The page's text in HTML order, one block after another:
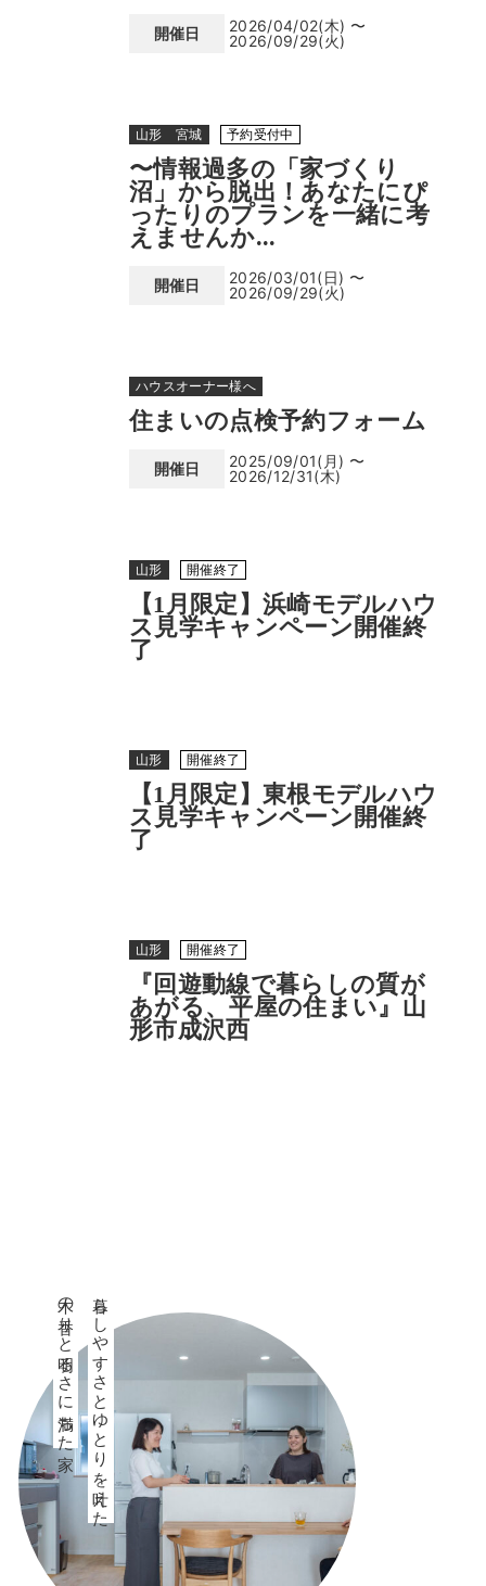
開催日
2026/04/02(木) 〜
2026/09/29(火)
山形 宮城 予約受付中
〜情報過多の「家づくり
沼」から脱出！あなたにぴ
ったりのプランを一緒に考
えませんか...
開催日
2026/03/01(日) 〜
2026/09/29(火)
ハウスオーナー様へ
住まいの点検予約フォーム
開催日
2025/09/01(月) 〜
2026/12/31(木)
山形 開催終了
【1月限定】浜崎モデルハウ
ス見学キャンペーン開催終
了
山形 開催終了
【1月限定】東根モデルハウ
ス見学キャンペーン開催終
了
山形 開催終了
『回遊動線で暮らしの質が
あがる、平屋の住まい』山
形市成沢西
暮らしやすさとゆとりを叶えた
木の香りと明るさに満ちた家